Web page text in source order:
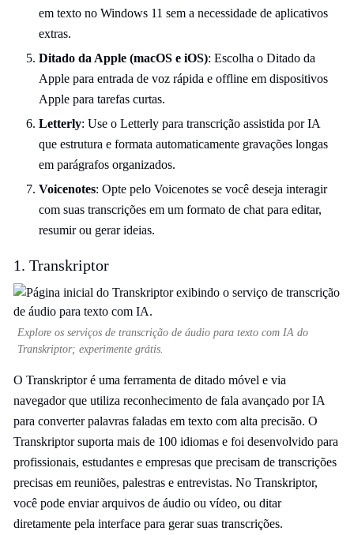
em texto no Windows 11 sem a necessidade de aplicativos
extras.
Ditado da Apple (macOS e iOS): Escolha o Ditado da
Apple para entrada de voz rápida e offline em dispositivos
Apple para tarefas curtas.
Letterly: Use o Letterly para transcrição assistida por IA
que estrutura e formata automaticamente gravações longas
em parágrafos organizados.
Voicenotes: Opte pelo Voicenotes se você deseja interagir
com suas transcrições em um formato de chat para editar,
resumir ou gerar ideias.
1. Transkriptor
Explore os serviços de transcrição de áudio para texto com IA do
Transkriptor; experimente grátis.
O Transkriptor é uma ferramenta de ditado móvel e via
navegador que utiliza reconhecimento de fala avançado por IA
para converter palavras faladas em texto com alta precisão. O
Transkriptor suporta mais de 100 idiomas e foi desenvolvido para
profissionais, estudantes e empresas que precisam de transcrições
precisas em reuniões, palestras e entrevistas. No Transkriptor,
você pode enviar arquivos de áudio ou vídeo, ou ditar
diretamente pela interface para gerar suas transcrições.